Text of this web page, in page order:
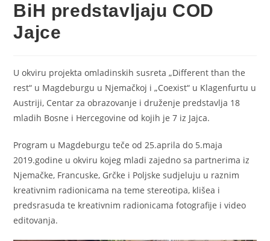
BiH predstavljaju COD
Jajce
U okviru projekta omladinskih susreta „Different than the
rest“ u Magdeburgu u Njemačkoj i „Coexist“ u Klagenfurtu u
Austriji, Centar za obrazovanje i druženje predstavlja 18
mladih Bosne i Hercegovine od kojih je 7 iz Jajca.
Program u Magdeburgu teče od 25.aprila do 5.maja
2019.godine u okviru kojeg mladi zajedno sa partnerima iz
Njemačke, Francuske, Grčke i Poljske sudjeluju u raznim
kreativnim radionicama na teme stereotipa, klišea i
predsrasuda te kreativnim radionicama fotografije i video
editovanja.